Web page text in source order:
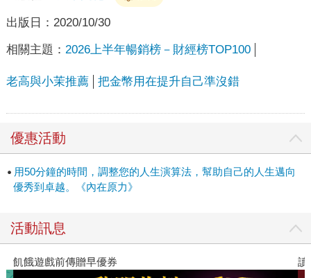
出版日： 2020/10/30
相關主題： 2026上半年暢銷榜－財經榜TOP100
老高與小茉推薦 把金幣用在提升自己準沒錯
優惠活動
用50分鐘的時間，調整您的人生演算法，幫助自己的人生邁向
優秀到卓越。《內在原力》
活動訊息
飢餓遊戲前傳贈早優券 讀